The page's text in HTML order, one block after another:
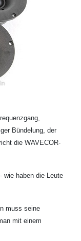
Bündelung, der
die WAVECOR-
wie haben die Leute
muss seine
mit einem